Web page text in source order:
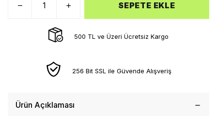
SEPETE EKLE
500 TL ve Üzeri Ücretsiz Kargo
256 Bit SSL ile Güvende Alışveriş
Ürün Açıklaması